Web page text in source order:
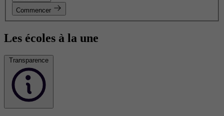
Commencer
Les écoles à la une
Transparence